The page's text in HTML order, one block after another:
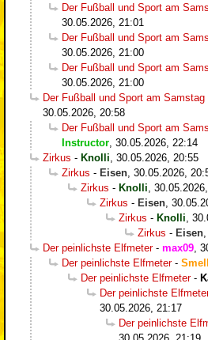
Der Fußball und Sport am
30.05.2026, 21:01
Der Fußball und Sport am
30.05.2026, 21:00
Der Fußball und Sport am
30.05.2026, 21:00
Der Fußball und Sport am Samstag
30.05.2026, 20:58
Der Fußball und Sport am
Instructor, 30.05.2026, 22:14
Zirkus - Knolli, 30.05.2026, 20:55
Zirkus - Eisen, 30.05.2026,
Zirkus - Knolli,
Zirkus - Eisen,
Zirkus - Knolli,
Zirkus - Eisen,
Der peinlichste Elfmeter- max09,
Der peinlichste Elfmeter-
Der peinlichste Elfmeter-
Der peinlichste
30.05.2026, 21:17
Der peinlichste